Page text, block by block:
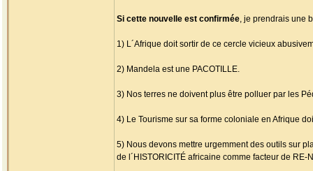
Si cette nouvelle est confirmée, je prendrais une
1) L´Afrique doit sortir de ce cercle vicieux
2) Mandela est une PACOTILLE.
3) Nos terres ne doivent plus être polluer par les
4) Le Tourisme sur sa forme coloniale en Afrique
5) Nous devons mettre urgemment des outils sur
de l´HISTORICITÉ africaine comme facteur de RE-